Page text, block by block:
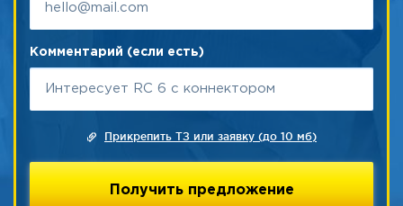
Комментарий (если есть)
Прикрепить ТЗ или заявку (до 10 мб)